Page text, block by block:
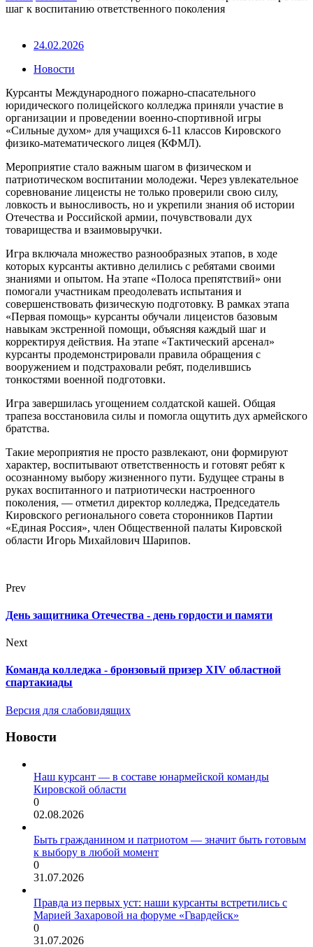
шаг к воспитанию ответственного поколения
24.02.2026
Новости
Курсанты Международного пожарно‑спасательного
юридического полицейского колледжа приняли участие в
организации и проведении военно‑спортивной игры
«Сильные духом» для учащихся 6-11 классов Кировского
физико-математического лицея (КФМЛ).
Мероприятие стало важным шагом в физическом и
патриотическом воспитании молодежи. Через увлекательное
соревнование лицеисты не только проверили свою силу,
ловкость и выносливость, но и укрепили знания об истории
Отечества и Российской армии, почувствовали дух
товарищества и взаимовыручки.
Игра включала множество разнообразных этапов, в ходе
которых курсанты активно делились с ребятами своими
знаниями и опытом. На этапе «Полоса препятствий» они
помогали участникам преодолевать испытания и
совершенствовать физическую подготовку. В рамках этапа
«Первая помощь» курсанты обучали лицеистов базовым
навыкам экстренной помощи, объясняя каждый шаг и
корректируя действия. На этапе «Тактический арсенал»
курсанты продемонстрировали правила обращения с
вооружением и подстраховали ребят, поделившись
тонкостями военной подготовки.
Игра завершилась угощением солдатской кашей. Общая
трапеза восстановила силы и помогла ощутить дух армейского
братства.
Такие мероприятия не просто развлекают, они формируют
характер, воспитывают ответственность и готовят ребят к
осознанному выбору жизненного пути. Будущее страны в
руках воспитанного и патриотически настроенного
поколения, — отметил директор колледжа, Председатель
Кировского регионального совета сторонников Партии
«Единая Россия», член Общественной палаты Кировской
области Игорь Михайлович Шарипов.
Prev
День защитника Отечества - день гордости и памяти
Next
Команда колледжа - бронзовый призер XIV областной
спартакиады
Версия для слабовидящих
Новости
Наш курсант — в составе юнармейской команды
Кировской области
0
02.08.2026
Быть гражданином и патриотом — значит быть готовым
к выбору в любой момент
0
31.07.2026
Правда из первых уст: наши курсанты встретились с
Марией Захаровой на форуме «Гвардейск»
0
31.07.2026